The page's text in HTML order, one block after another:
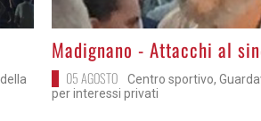
>Madignano - Attacchi al
05 AGOSTO
Centro sportivo,
per interessi privati